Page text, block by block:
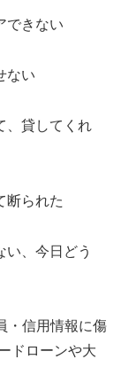
できない
ない
、貸してくれ
断られた
、今日どう
・信用情報に傷
ドローンや大